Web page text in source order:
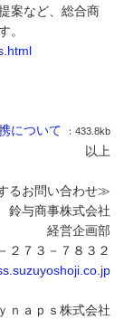
案など、総合商
。
について ：433.8kb
以上
るお問い合わせ≫
鈴与商事株式会社
経営企画部
２７３－７８３２
ｎａｐｓ株式会社